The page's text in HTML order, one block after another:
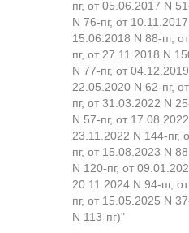
пг, от 05.06.2017 N
N 76-пг, от
15.06.2018 N 88-пг,
пг, от 27.11.2018 N
N 77-пг, от
22.05.2020 N 62-пг,
пг, от 31.03.2022 N
N 57-пг, от
23.11.2022 N 144-пг,
пг, от 15.08.2023 N
N 120-пг, от
20.11.2024 N 94-пг,
пг, от 15.05.2025 N
N 113-пг)"